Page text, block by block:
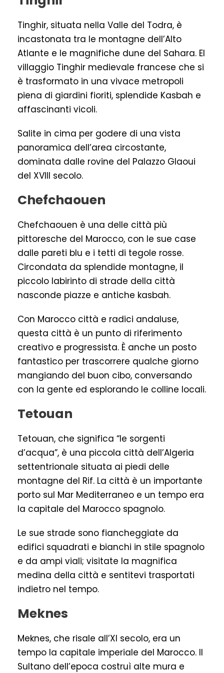
Tinghir, situata nella Valle del Todra, è
incastonata tra le montagne dell’Alto
Atlante e le magnifiche dune del Sahara. El
villaggio Tinghir medievale francese che si
è trasformato in una vivace metropoli
piena di giardini fioriti, splendide Kasbah e
affascinanti vicoli.
Salite in cima per godere di una vista
panoramica dell’area circostante,
dominata dalle rovine del Palazzo Glaoui
del XVIII secolo.
Chefchaouen
Chefchaouen è una delle città più
pittoresche del Marocco, con le sue case
dalle pareti blu e i tetti di tegole rosse.
Circondata da splendide montagne, il
piccolo labirinto di strade della città
nasconde piazze e antiche kasbah.
Con Marocco città e radici andaluse,
questa città è un punto di riferimento
creativo e progressista. È anche un posto
fantastico per trascorrere qualche giorno
mangiando del buon cibo, conversando
con la gente ed esplorando le colline locali.
Tetouan
Tetouan, che significa “le sorgenti
d’acqua”, è una piccola città dell’Algeria
settentrionale situata ai piedi delle
montagne del Rif. La città è un importante
porto sul Mar Mediterraneo e un tempo era
la capitale del Marocco spagnolo.
Le sue strade sono fiancheggiate da
edifici squadrati e bianchi in stile spagnolo
e da ampi viali; visitate la magnifica
medina della città e sentitevi trasportati
indietro nel tempo.
Meknes
Meknes, che risale all’XI secolo, era un
tempo la capitale imperiale del Marocco. Il
Sultano dell’epoca costruì alte mura e